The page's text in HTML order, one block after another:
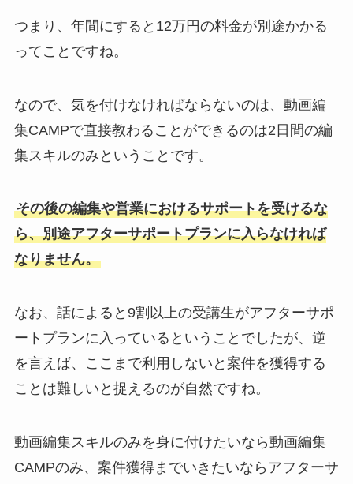
つまり、年間にすると12万円の料金が別途かかる
ってことですね。
なので、気を付けなければならないのは、動画編
集CAMPで直接教わることができるのは2日間の編
集スキルのみということです。
その後の編集や営業におけるサポートを受けるな
ら、別途アフターサポートプランに入らなければ
なりません。
なお、話によると9割以上の受講生がアフターサポ
ートプランに入っているということでしたが、逆
を言えば、ここまで利用しないと案件を獲得する
ことは難しいと捉えるのが自然ですね。
動画編集スキルのみを身に付けたいなら動画編集
CAMPのみ、案件獲得までいきたいならアフターサ